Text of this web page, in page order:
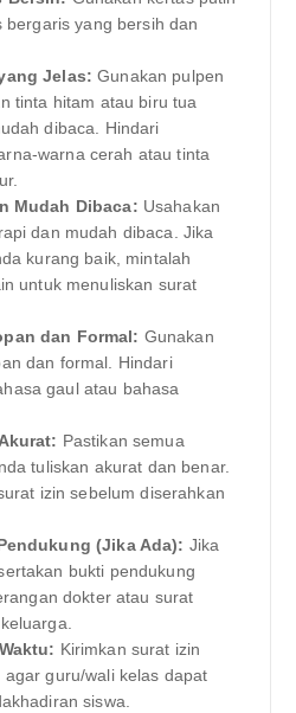
bergaris yang bersih dan
Jelas: Gunakan pulpen
tinta hitam atau biru tua
dibaca. Hindari
warna cerah atau tinta
Mudah Dibaca: Usahakan
dan mudah dibaca. Jika
kurang baik, mintalah
untuk menuliskan surat
dan Formal: Gunakan
dan formal. Hindari
gaul atau bahasa
Pastikan semua
tuliskan akurat dan benar.
izin sebelum diserahkan
(Jika Ada): Jika
bukti pendukung
dokter atau surat
Kirimkan surat izin
agar guru/wali kelas dapat
siswa.